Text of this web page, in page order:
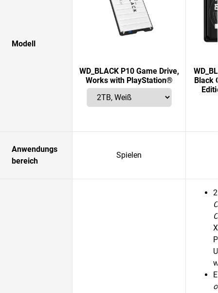
Modell
WD_BLACK P10 Game Drive,
Works with PlayStation®
Black
Anwendungs
bereich
Spielen